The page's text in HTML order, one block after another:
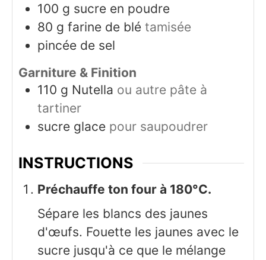
100 g sucre en poudre
80 g farine de blé tamisée
pincée de sel
Garniture & Finition
110 g Nutella ou autre pâte à
tartiner
sucre glace pour saupoudrer
INSTRUCTIONS
Préchauffe ton four à 180°C.
Sépare les blancs des jaunes
d'œufs. Fouette les jaunes avec le
sucre jusqu'à ce que le mélange